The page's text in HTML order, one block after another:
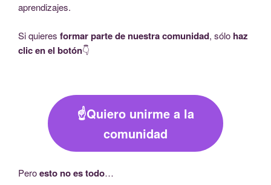
aprendizajes.
Si quieres formar parte de nuestra comunidad, sólo haz
clic en el botón👇
☝️Quiero unirme a la
comunidad
Peroesto no es todo…